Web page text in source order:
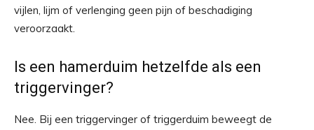
vijlen, lijm of verlenging geen pijn of beschadiging
veroorzaakt.
Is een hamerduim hetzelfde als een
triggervinger?
Nee. Bij een triggervinger of triggerduim beweegt de